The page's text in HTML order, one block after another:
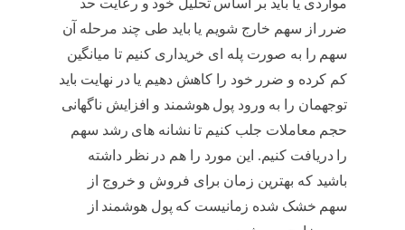
مواردی یا باید بر اساس تحلیل خود و رعایت حد
ضرر از سهم خارج شویم یا باید طی چند مرحله آن
سهم را به صورت پله ای خریداری کنیم تا میانگین
کم کرده و ضرر خود را کاهش دهیم یا در نهایت باید
توجهمان را به ورود پول هوشمند و افزایش ناگهانی
حجم معاملات جلب کنیم تا نشانه های رشد سهم
را دریافت کنیم. این مورد را هم در نظر داشته
باشید که بهترین زمان برای فروش و خروج از
سهم خشک شده زمانیست که پول هوشمند از